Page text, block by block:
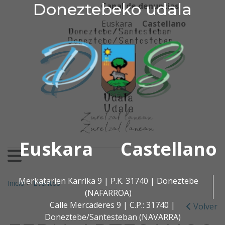
Doneztebeko udala
Euskara Castellano
Merkatarien Karrika 9 | P.K. 31740 | Doneztebe
(NAFARROA)
Calle Mercaderes 9 | C.P.: 31740 |
Doneztebe/Santesteban (NAVARRA)
Ir al contenido
Doneztebeko udala
Canal de denuncias
Euskara
Castellano
Buscar:
Inicio>Eventos
Volver